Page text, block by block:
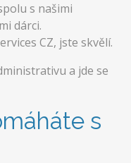
s našimi
dárci.
CZ, jste skvělí.
a jde se
s